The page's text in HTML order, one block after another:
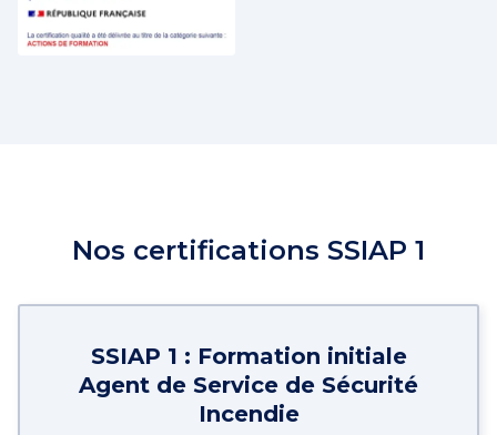
Nos certifications SSIAP 1
SSIAP 1 : Formation initiale
Agent de Service de Sécurité
Incendie